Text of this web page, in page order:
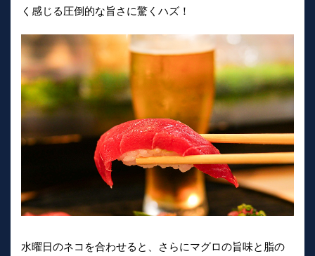
く感じる圧倒的な旨さに驚くハズ！
水曜日のネコを合わせると、さらにマグロの旨味と脂の